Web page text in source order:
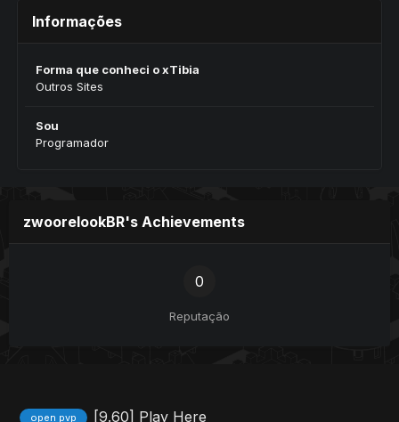
Informações
Forma que conheci o xTibia
Outros Sites
Sou
Programador
zwoorelookBR's Achievements
0
Reputação
open pvp [9.60] Play Here